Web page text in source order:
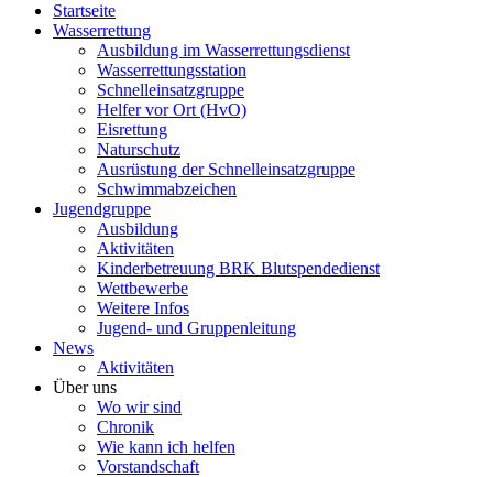
Startseite
Wasserrettung
Ausbildung im Wasserrettungsdienst
Wasserrettungsstation
Schnelleinsatzgruppe
Helfer vor Ort (HvO)
Eisrettung
Naturschutz
Ausrüstung der Schnelleinsatzgruppe
Schwimmabzeichen
Jugendgruppe
Ausbildung
Aktivitäten
Kinderbetreuung BRK Blutspendedienst
Wettbewerbe
Weitere Infos
Jugend- und Gruppenleitung
News
Aktivitäten
Über uns
Wo wir sind
Chronik
Wie kann ich helfen
Vorstandschaft